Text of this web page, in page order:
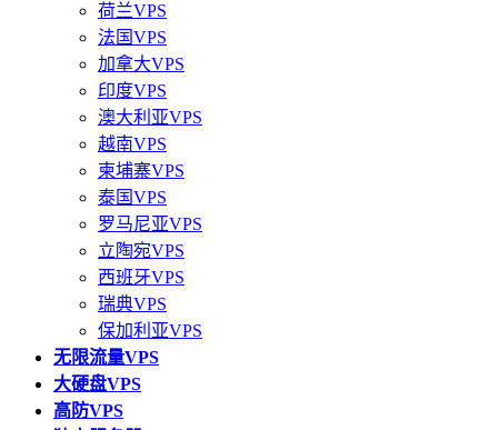
荷兰VPS
法国VPS
加拿大VPS
印度VPS
澳大利亚VPS
越南VPS
柬埔寨VPS
泰国VPS
罗马尼亚VPS
立陶宛VPS
西班牙VPS
瑞典VPS
保加利亚VPS
无限流量VPS
大硬盘VPS
高防VPS